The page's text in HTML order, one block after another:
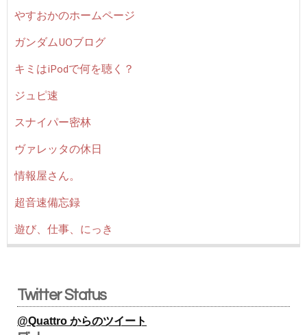
やすおかのホームページ
ガンダムUOブログ
キミはiPodで何を聴く？
ジュピ速
スナイパー密林
ヴァレッタの休日
情報屋さん。
超音速備忘録
遊び、仕事、にっき
Twitter Status
@Quattro からのツイート